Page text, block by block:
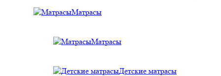
Матрасы
Матрасы
Детские матрасы